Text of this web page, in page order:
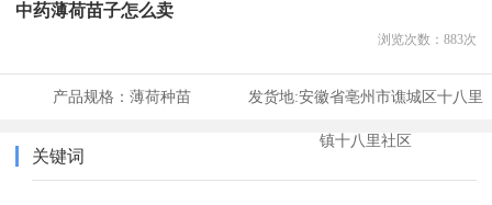
中药薄荷苗子怎么卖
浏览次数： 883次
产品规格： 薄荷种苗 发货地:安徽省亳州市谯城区十八里
镇十八里社区
关键词